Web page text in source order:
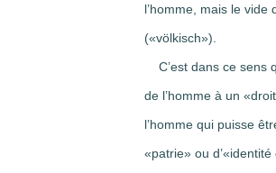
l’homme, mais le
(«völkisch»).
C’est dans ce sens
de l’homme à un
l’homme qui puisse
«patrie» ou